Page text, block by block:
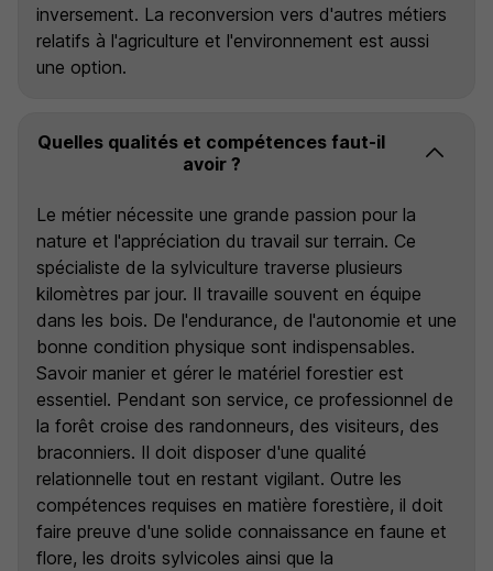
inversement. La reconversion vers d'autres métiers
relatifs à l'agriculture et l'environnement est aussi
une option.
Quelles qualités et compétences faut-il
avoir ?
Le métier nécessite une grande passion pour la
nature et l'appréciation du travail sur terrain. Ce
spécialiste de la sylviculture traverse plusieurs
kilomètres par jour. Il travaille souvent en équipe
dans les bois. De l'endurance, de l'autonomie et une
bonne condition physique sont indispensables.
Savoir manier et gérer le matériel forestier est
essentiel. Pendant son service, ce professionnel de
la forêt croise des randonneurs, des visiteurs, des
braconniers. Il doit disposer d'une qualité
relationnelle tout en restant vigilant. Outre les
compétences requises en matière forestière, il doit
faire preuve d'une solide connaissance en faune et
flore, les droits sylvicoles ainsi que la